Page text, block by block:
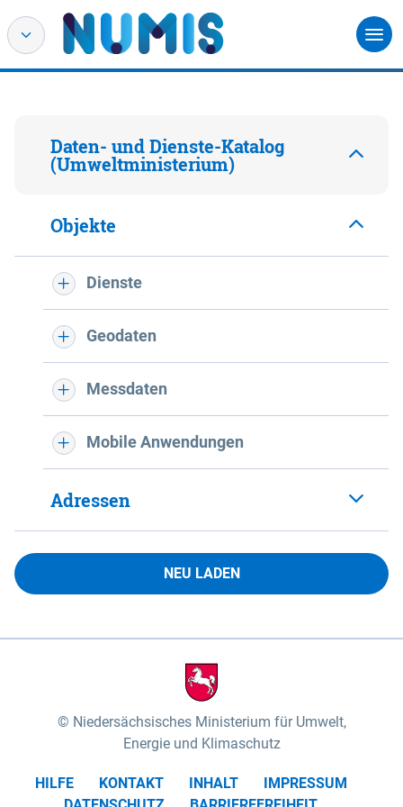
Daten- und Dienste-Katalog
(Umweltministerium)
Objekte
Dienste
Geodaten
Messdaten
Mobile Anwendungen
Adressen
NEU LADEN
Niedersächsisches Ministerium für Umwelt,
Energie und Klimaschutz
HILFE KONTAKT INHALT
IMPRESSUM